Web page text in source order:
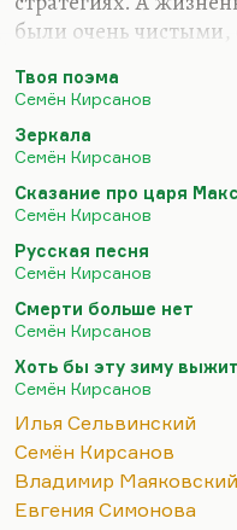
были очень
такой групповщине,
конформизму. В
составляющая там
господи. Так мне
А вот что касается
действительно
который хотя и… ну,
отошёл от него в
его вступления в
пемзой с руки, но
Твоя поэма
Семён Кирсанов
Зеркала
Семён Кирсанов
Сказание про царя
Семён Кирсанов
Русская песня
Семён Кирсанов
Смерти больше нет
Семён Кирсанов
Хоть бы эту зиму
Семён Кирсанов
Илья Сельвинский
Семён Кирсанов
Владимир Маяковский
Евгения Симонова